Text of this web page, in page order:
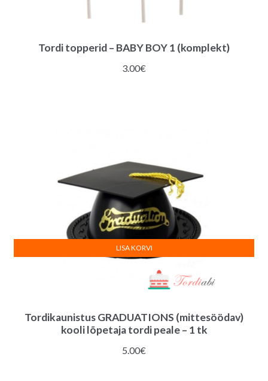
Tordi topperid – BABY BOY 1 (komplekt)
3.00€
Tordikaunistus GRADUATIONS (mittesöödav)
kooli lõpetaja tordi peale – 1 tk
5.00€
LISA KORVI